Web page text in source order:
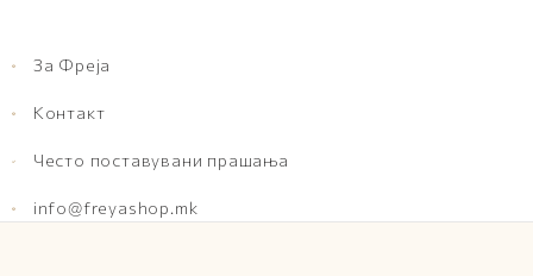
За Фреја
Контакт
Често поставувани прашања
info@freyashop.mk